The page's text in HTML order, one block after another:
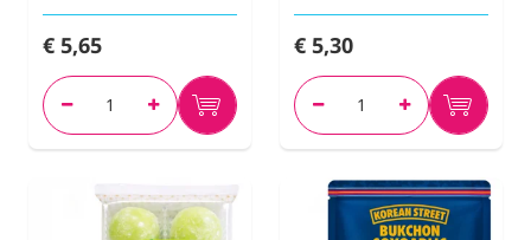
€ 5,65 € 5,30